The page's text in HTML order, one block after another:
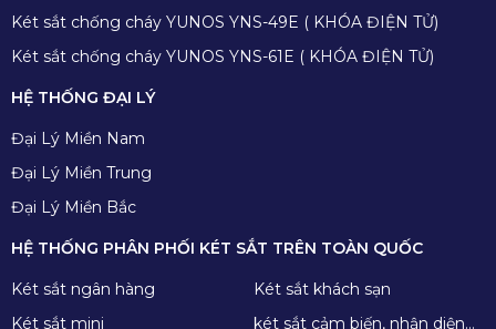
Két sắt chống cháy YUNOS YNS-49E ( KHÓA ĐIỆN TỬ)
Két sắt chống cháy YUNOS YNS-61E ( KHÓA ĐIỆN TỬ)
HỆ THỐNG ĐẠI LÝ
Đại Lý Miền Nam
Đại Lý Miền Trung
Đại Lý Miền Bắc
HỆ THỐNG PHÂN PHỐI KÉT SẮT TRÊN TOÀN QUỐC
Két sắt ngân hàng
Két sắt khách sạn
Két sắt mini
két sắt cảm biến, nhận diện